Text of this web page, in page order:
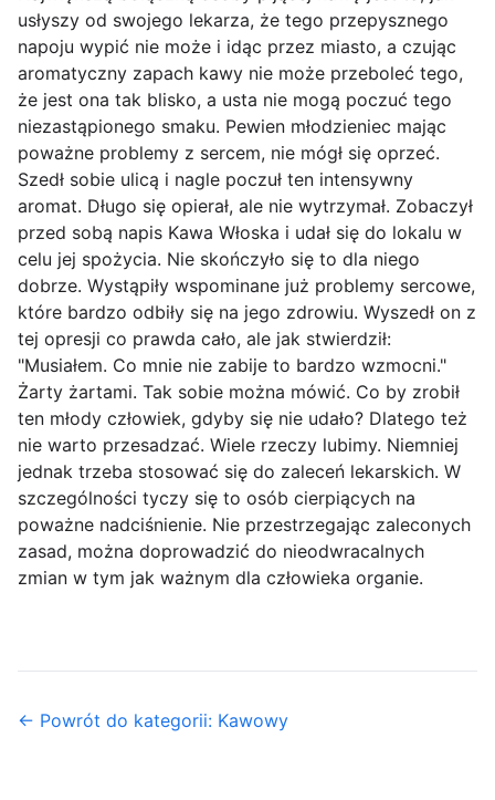
usłyszy od swojego lekarza, że tego przepysznego
napoju wypić nie może i idąc przez miasto, a czując
aromatyczny zapach kawy nie może przeboleć tego,
że jest ona tak blisko, a usta nie mogą poczuć tego
niezastąpionego smaku. Pewien młodzieniec mając
poważne problemy z sercem, nie mógł się oprzeć.
Szedł sobie ulicą i nagle poczuł ten intensywny
aromat. Długo się opierał, ale nie wytrzymał. Zobaczył
przed sobą napis Kawa Włoska i udał się do lokalu w
celu jej spożycia. Nie skończyło się to dla niego
dobrze. Wystąpiły wspominane już problemy sercowe,
które bardzo odbiły się na jego zdrowiu. Wyszedł on z
tej opresji co prawda cało, ale jak stwierdził:
"Musiałem. Co mnie nie zabije to bardzo wzmocni."
Żarty żartami. Tak sobie można mówić. Co by zrobił
ten młody człowiek, gdyby się nie udało? Dlatego też
nie warto przesadzać. Wiele rzeczy lubimy. Niemniej
jednak trzeba stosować się do zaleceń lekarskich. W
szczególności tyczy się to osób cierpiących na
poważne nadciśnienie. Nie przestrzegając zaleconych
zasad, można doprowadzić do nieodwracalnych
zmian w tym jak ważnym dla człowieka organie.
← Powrót do kategorii: Kawowy